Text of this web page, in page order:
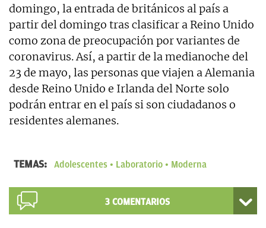
domingo, la entrada de británicos al país a
partir del domingo tras clasificar a Reino Unido
como zona de preocupación por variantes de
coronavirus. Así, a partir de la medianoche del
23 de mayo, las personas que viajen a Alemania
desde Reino Unido e Irlanda del Norte solo
podrán entrar en el país si son ciudadanos o
residentes alemanes.
TEMAS: Adolescentes Laboratorio Moderna
3 COMENTARIOS